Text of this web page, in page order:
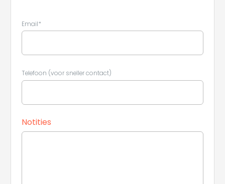
Email*
Telefoon (voor sneller contact)
Notities